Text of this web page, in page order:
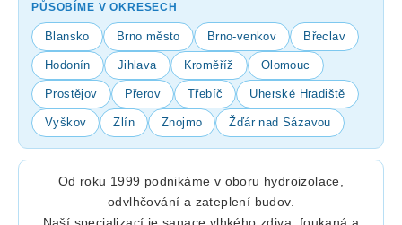
PŮSOBÍME V OKRESECH
Blansko Brno město Brno-venkov Břeclav
Hodonín Jihlava Kroměříž Olomouc
Prostějov Přerov Třebíč Uherské Hradiště
Vyškov Zlín Znojmo Žďár nad Sázavou
Od roku 1999 podnikáme v oboru hydroizolace,
odvlhčování a zateplení budov.